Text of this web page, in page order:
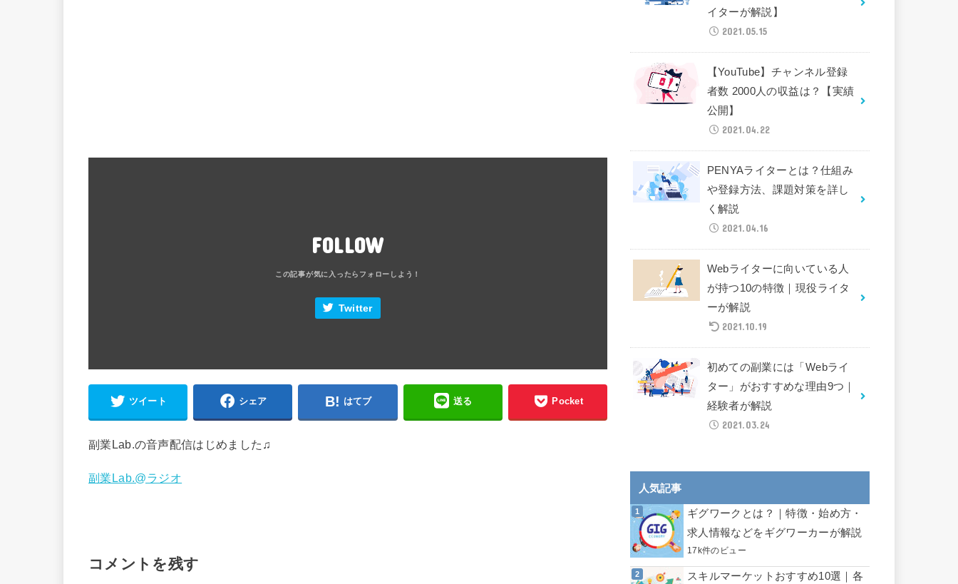
FOLLOW
Twitter
ツイート シェア はてブ 送る Pocket
副業Lab.の音声配信はじめました♫
副業Lab.@ラジオ
コメントを残す
イターが解説】
2021.05.15
【YouTube】チャンネル登録
者数 2000人の収益は？【実績
公開】
2021.04.22
PENYAライターとは？仕組み
や登録方法、課題対策を詳し
く解説
2021.04.16
Webライターに向いている人
が持つ10の特徴｜現役ライタ
ーが解説
2021.10.19
初めての副業には「Webライ
ター」がおすすめな理由9つ｜
経験者が解説
2021.03.24
人気記事
ギグワークとは？｜特徴・始め方・
求人情報などをギグワーカーが解説
17k件のビュー
スキルマーケットおすすめ10選｜各